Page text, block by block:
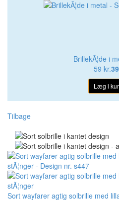
BrillekÃ¦de i
59 kr.
Læg i
Tilbage
Sort wayfarer agtig solbrille med